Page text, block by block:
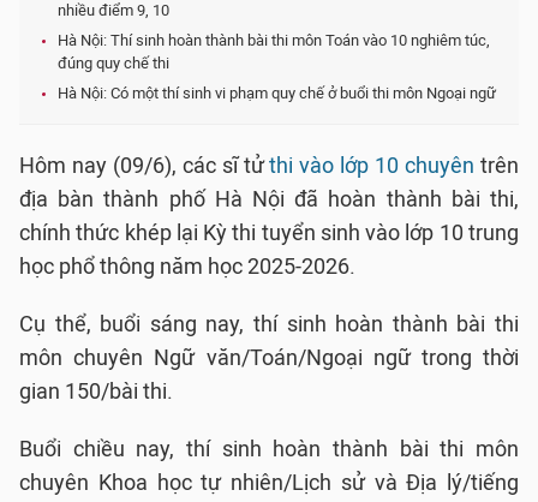
nhiều điểm 9, 10
Hà Nội: Thí sinh hoàn thành bài thi môn Toán vào 10 nghiêm túc,
đúng quy chế thi
Hà Nội: Có một thí sinh vi phạm quy chế ở buổi thi môn Ngoại ngữ
Hôm nay (09/6), các sĩ tửthi vào lớp 10 chuyên trên
địa bàn thành phố Hà Nội đã hoàn thành bài thi,
chính thức khép lại Kỳ thi tuyển sinh vào lớp 10 trung
học phổ thông năm học 2025-2026.
Cụ thể, buổi sáng nay, thí sinh hoàn thành bài thi
môn chuyên Ngữ văn/Toán/Ngoại ngữ trong thời
gian 150/bài thi.
Buổi chiều nay, thí sinh hoàn thành bài thi môn
chuyên Khoa học tự nhiên/Lịch sử và Địa lý/tiếng